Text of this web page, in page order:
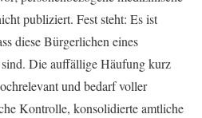
publiziert. Fest steht: Es ist
diese Bürgerlichen eines
Die auffällige Häufung kurz
und bedarf voller
Kontrolle, konsolidierte amtliche